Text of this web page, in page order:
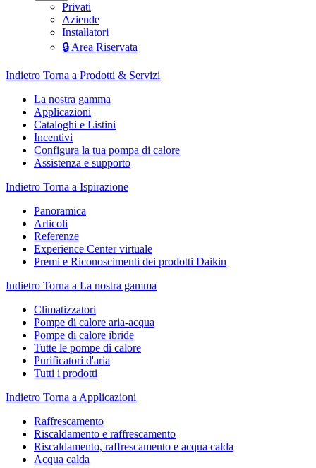
Privati
Aziende
Installatori
🔒 Area Riservata
Indietro Torna a Prodotti & Servizi
La nostra gamma
Applicazioni
Cataloghi e Listini
Incentivi
Configura la tua pompa di calore
Assistenza e supporto
Indietro Torna a Ispirazione
Panoramica
Articoli
Referenze
Experience Center virtuale
Premi e Riconoscimenti dei prodotti Daikin
Indietro Torna a La nostra gamma
Climatizzatori
Pompe di calore aria-acqua
Pompe di calore ibride
Tutte le pompe di calore
Purificatori d'aria
Tutti i prodotti
Indietro Torna a Applicazioni
Raffrescamento
Riscaldamento e raffrescamento
Riscaldamento, raffrescamento e acqua calda
Acqua calda